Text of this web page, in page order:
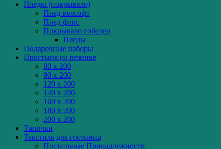
Пледы (покрывало)
Плед велсофт
Плед флис
Покрывало гобелен
Пледы
Подарочные наборы
Простыня на резинке
80 x 200
90 x 200
120 x 200
140 x 200
160 x 200
180 x 200
200 x 200
Тапочки
Текстиль для гостиниц
Постельные Принадлежности